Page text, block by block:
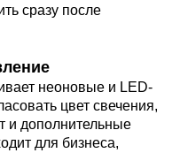
сразу после
неоновые и LED-
цвет свечения,
дополнительные
для бизнеса,